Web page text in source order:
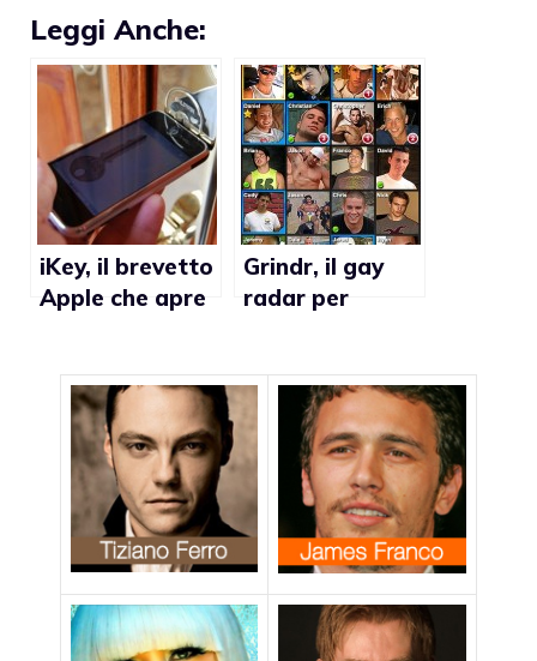
Leggi Anche:
iKey, il brevetto
Apple che apre
Grindr, il gay
radar per